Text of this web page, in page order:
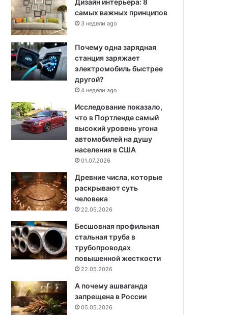
Дизайн интерьера: 8
самых важных принципов
3 недели ago
Почему одна зарядная
станция заряжает
электромобиль быстрее
другой?
4 недели ago
Исследование показало,
что в Портленде самый
высокий уровень угона
автомобилей на душу
населения в США
01.07.2026
Древние числа, которые
раскрывают суть
человека
22.05.2026
Бесшовная профильная
стальная труба в
трубопроводах
повышенной жесткости
22.05.2026
А почему ашваганда
запрещена в России
05.05.2026